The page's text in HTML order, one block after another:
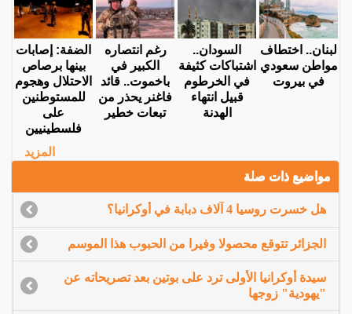
لبنان.. اختطاف
مواطن سعودي
في بيروت
السودان..
اشتباكات كثيفة
في الخرطوم
قبيل انتهاء
الهدنة
رغم انتصاره
الكبير في
باخموت.. قائد
فاغنر يحذر من
تبعات خطير
الضفة: إصابات
بينها برصاص
الاحتلال وهجوم
للمستوطنين
على
فلسطينيين
المزيد
مواضيع ذات صلة
هل خسرت روسيا 4 آلاف دبابة في أوكرانيا؟
الجزائر تتوقع محصولا وفيرا من الحبوب هذا الموسم
سيدة أوكرانيا الأولى ترد على بوتين بعد تصريحاته عن
"يهودية" زوجها